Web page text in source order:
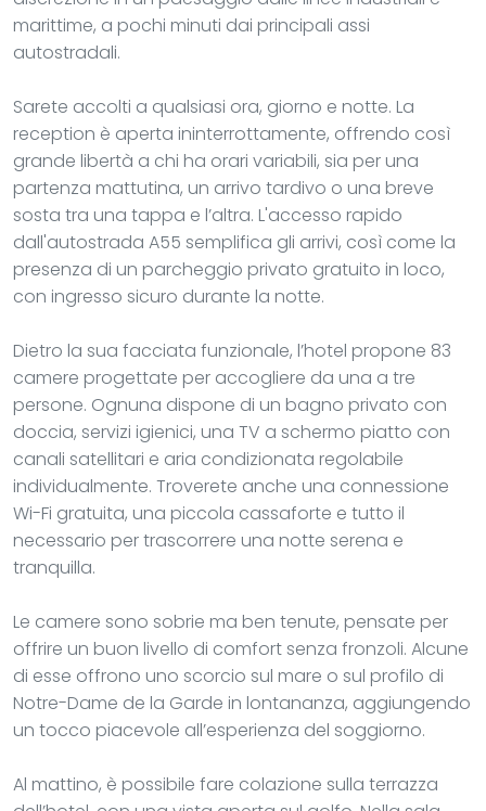
marittime, a pochi minuti dai principali assi
autostradali.
Sarete accolti a qualsiasi ora, giorno e notte. La
reception è aperta ininterrottamente, offrendo così
grande libertà a chi ha orari variabili, sia per una
partenza mattutina, un arrivo tardivo o una breve
sosta tra una tappa e l’altra. L'accesso rapido
dall'autostrada A55 semplifica gli arrivi, così come la
presenza di un parcheggio privato gratuito in loco,
con ingresso sicuro durante la notte.
Dietro la sua facciata funzionale, l’hotel propone 83
camere progettate per accogliere da una a tre
persone. Ognuna dispone di un bagno privato con
doccia, servizi igienici, una TV a schermo piatto con
canali satellitari e aria condizionata regolabile
individualmente. Troverete anche una connessione
Wi-Fi gratuita, una piccola cassaforte e tutto il
necessario per trascorrere una notte serena e
tranquilla.
Le camere sono sobrie ma ben tenute, pensate per
offrire un buon livello di comfort senza fronzoli. Alcune
di esse offrono uno scorcio sul mare o sul profilo di
Notre-Dame de la Garde in lontananza, aggiungendo
un tocco piacevole all’esperienza del soggiorno.
Al mattino, è possibile fare colazione sulla terrazza